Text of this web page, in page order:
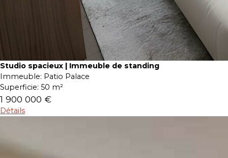
Studio spacieux | Immeuble de standing
Immeuble: Patio Palace
Superficie: 50 m²
1 900 000 €
Détails